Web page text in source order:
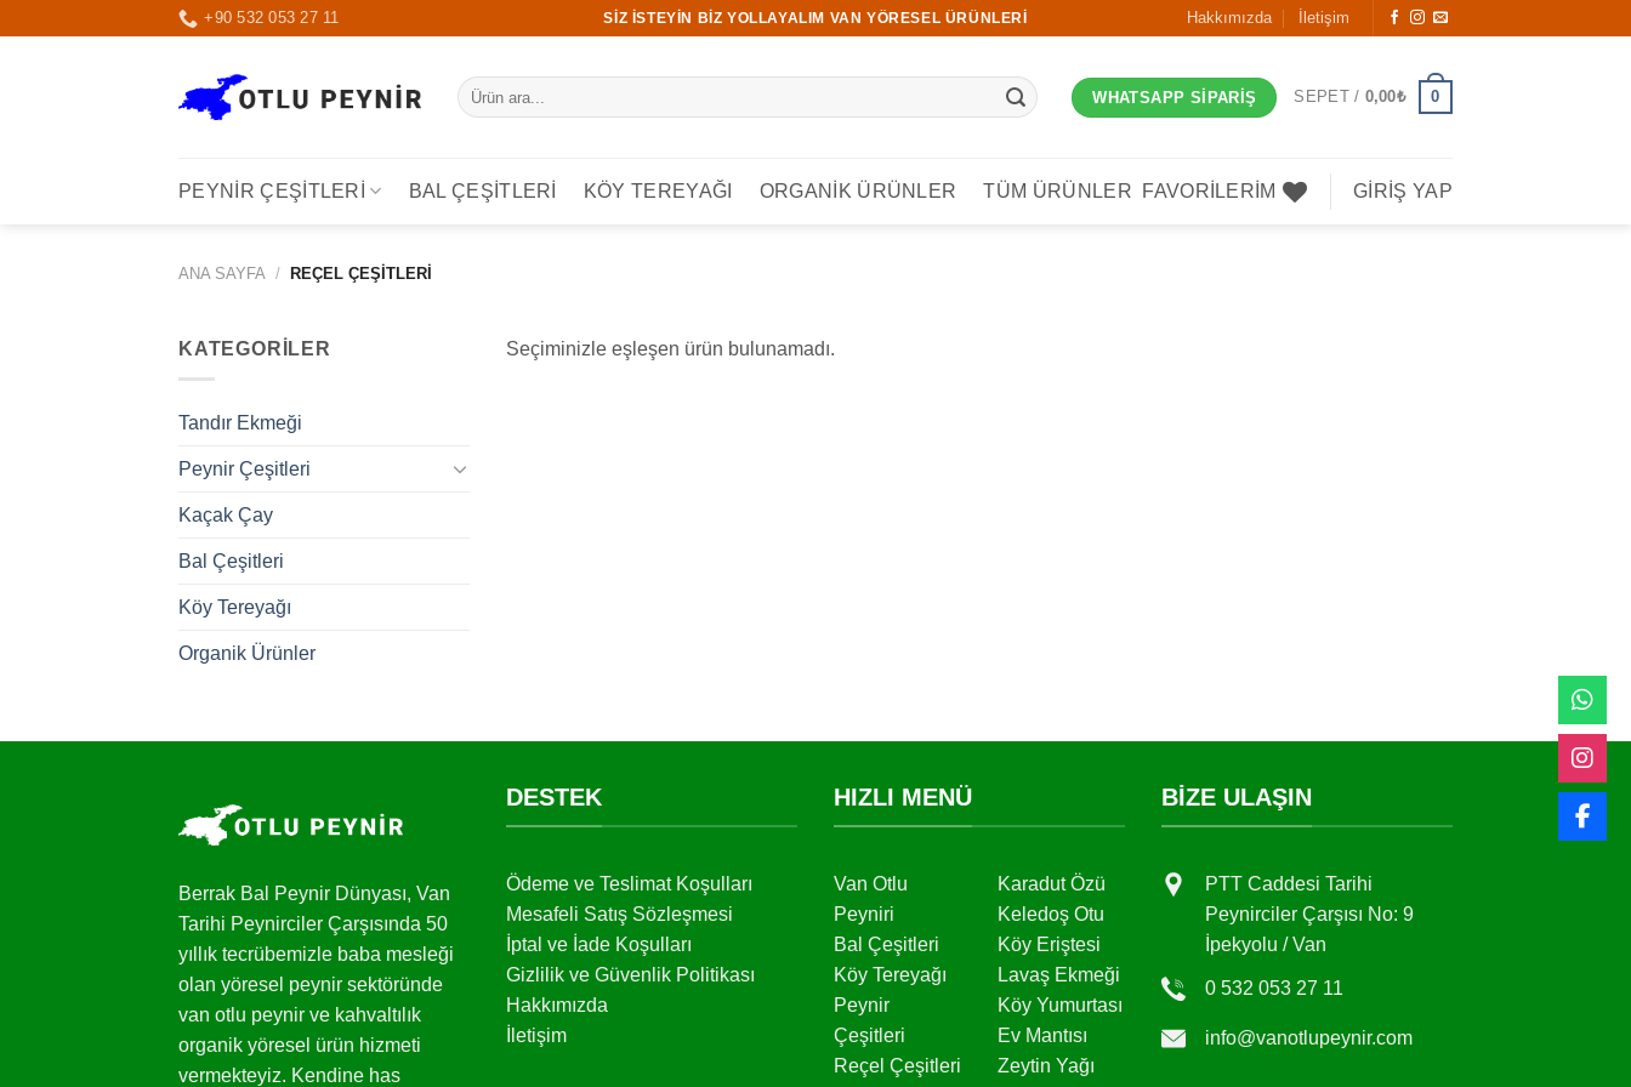
+90 532 053 27 11 SIZ ISTEYIN BIZ YOLLAYALIM VAN YÖRESEL ÜRÜNLERI Hakkımızda İletişim
Ara:
WHATSAPP SIPARIŞ SEPET / 0,00₺ 0
PEYNIR ÇEŞITLERI BAL ÇEŞITLERI KÖY TEREYAĞI ORGANIK ÜRÜNLER TÜM ÜRÜNLER FAVORILERIM GIRIŞ YAP
ANA SAYFA / REÇEL ÇEŞITLERI
KATEGORILER
Tandır Ekmeği
Peynir Çeşitleri
Kaçak Çay
Bal Çeşitleri
Köy Tereyağı
Organik Ürünler
Seçiminizle eşleşen ürün bulunamadı.
Berrak Bal Peynir Dünyası, Van
Tarihi Peynirciler Çarşısında 50
yıllık tecrübemizle baba mesleği
olan yöresel peynir sektöründe
van otlu peynir ve kahvaltılık
organik yöresel ürün hizmeti
vermekteyiz. Kendine has
DESTEK
Ödeme ve Teslimat Koşulları
Mesafeli Satış Sözleşmesi
İptal ve İade Koşulları
Gizlilik ve Güvenlik Politikası
Hakkımızda
İletişim
HIZLI MENÜ
Van Otlu
Peyniri
Bal Çeşitleri
Köy Tereyağı
Peynir
Çeşitleri
Reçel Çeşitleri
Karadut Özü
Keledoş Otu
Köy Eriştesi
Lavaş Ekmeği
Köy Yumurtası
Ev Mantısı
Zeytin Yağı
BIZE ULAŞIN
PTT Caddesi Tarihi
Peynirciler Çarşısı No: 9
İpekyolu / Van
0 532 053 27 11
info@vanotlupeynir.com